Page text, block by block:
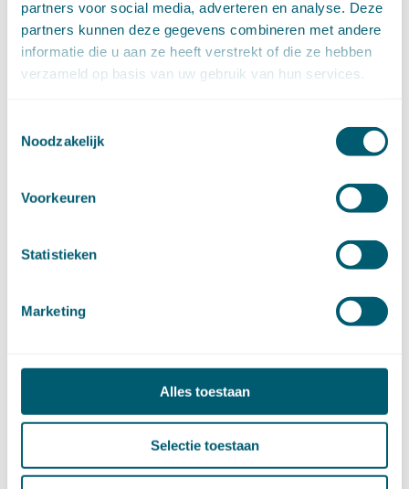
partners voor social media, adverteren en analyse. Deze
partners kunnen deze gegevens combineren met andere
informatie die u aan ze heeft verstrekt of die ze hebben
verzameld op basis van uw gebruik van hun services.
Noodzakelijk
Voorkeuren
Statistieken
Marketing
Alles toestaan
Selectie toestaan
augustus (6)
juli (14)
juni (13)
mei (13)
februari (16)
►
2024 (161)
december (16)
oktober (17)
juli (8)
februari (17)
►
2023 (177)
december (12)